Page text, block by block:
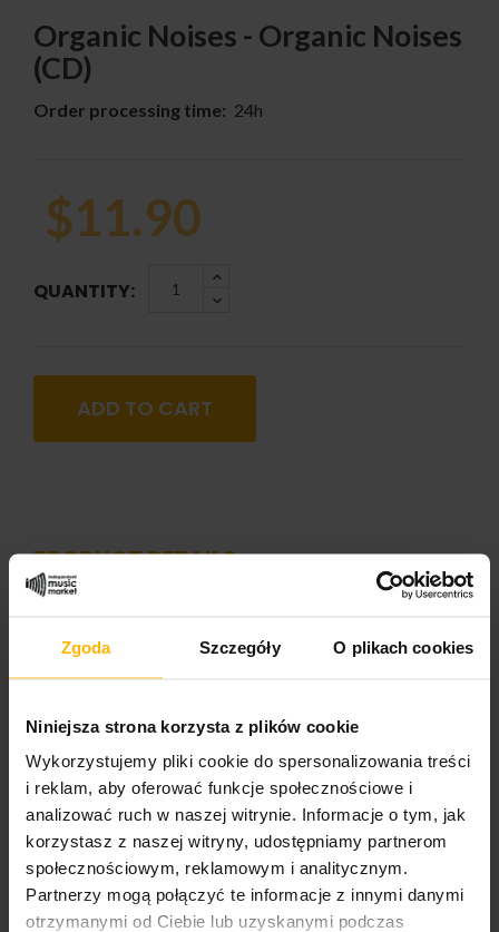
Zgoda Szczegóły O plikach cookies
Niniejsza strona korzysta z plików cookie
Wykorzystujemy pliki cookie do spersonalizowania treści
i reklam, aby oferować funkcje społecznościowe i
analizować ruch w naszej witrynie. Informacje o tym, jak
korzystasz z naszej witryny, udostępniamy partnerom
społecznościowym, reklamowym i analitycznym.
Partnerzy mogą połączyć te informacje z innymi danymi
otrzymanymi od Ciebie lub uzyskanymi podczas
Organic Noises - Organic Noises
(CD)
Order processing time: 24h
$11.90
QUANTITY:
ADD TO CART
PRODUCT DETAILS
Band name
Album title:
Media format
CD
Cover format:
Jewel Case